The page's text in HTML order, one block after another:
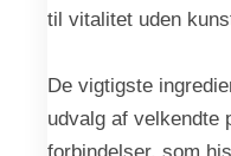
til vitalitet uden
De vigtigste
udvalg af velkendte
forbindelser, som